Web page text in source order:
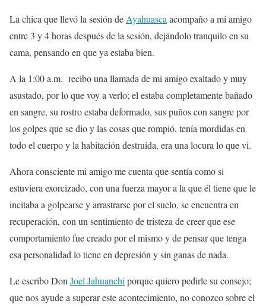
La chica que llevó la sesión deAyahuascaacompaño a mi amigo
entre 3 y 4 horas después de la sesión, dejándolo tranquilo en su
cama, pensando en que ya estaba bien.
A la 1:00 a.m. recibo una llamada de mi amigo exaltado y muy
asustado, por lo que voy a verlo; el estaba completamente bañado
en sangre, su rostro estaba deformado, sus puños con sangre por
los golpes que se dio y las cosas que rompió, tenía mordidas en
todo el cuerpo y la habitación destruida, era una locura lo que vi.
Ahora consciente mi amigo me cuenta que sentía como si
estuviera exorcizado, con una fuerza mayor a la que él tiene que le
incitaba a golpearse y arrastrarse por el suelo, se encuentra en
recuperación, con un sentimiento de tristeza de creer que ese
comportamiento fue creado por el mismo y de pensar que tenga
esa personalidad lo tiene en depresión y sin ganas de nada.
Le escribo DonJoel Jahuanchiporque quiero pedirle su consejo;
que nos ayude a superar este acontecimiento, no conozco sobre el